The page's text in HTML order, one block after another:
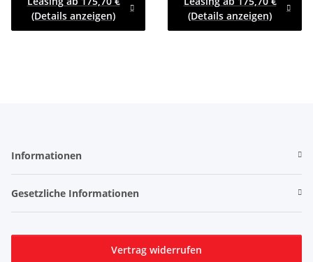
Boden - Auffahrrampe
geschlossen
(Details anzeigen)
geschlossen
(Details anzeigen)
Informationen
Gesetzliche Informationen
Vertrag widerrufen